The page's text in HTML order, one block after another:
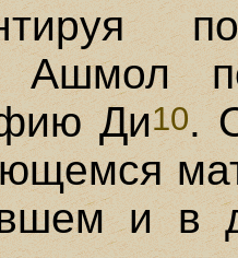
Ашмол
Ди10.
и в